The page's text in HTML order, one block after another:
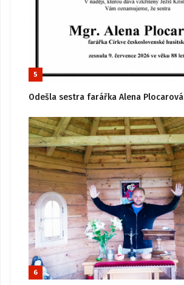
5
Odešla sestra farářka Alena Plocarová
6